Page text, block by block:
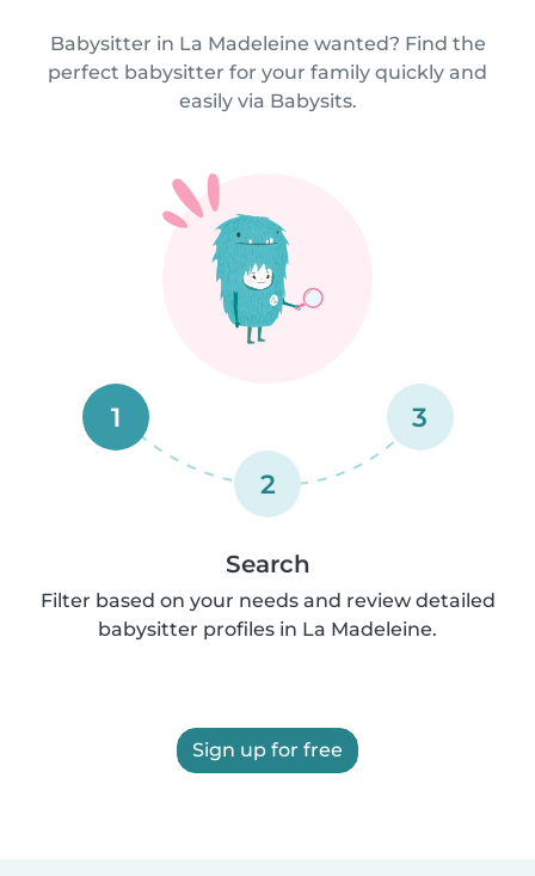
Babysitter in La Madeleine wanted? Find the
perfect babysitter for your family quickly and
easily via Babysits.
1
2
3
Search
Filter based on your needs and review detailed
babysitter profiles in La Madeleine.
Sign up for free